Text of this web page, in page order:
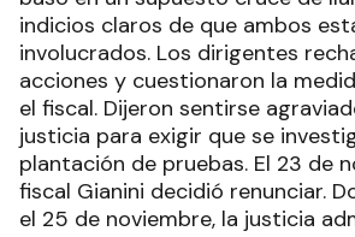
indicios claros de que ambos
involucrados. Los dirigentes
acciones y cuestionaron la
el fiscal. Dijeron sentirse
justicia para exigir que se
plantación de pruebas. El 23 de
fiscal Gianini decidió renunciar.
el 25 de noviembre, la justicia